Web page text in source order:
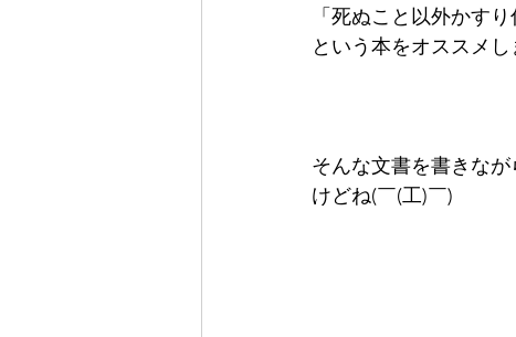
「死ぬこと以外かす
という本をオススメ
そんな文書を書きな
けどね(￣(工)￣)